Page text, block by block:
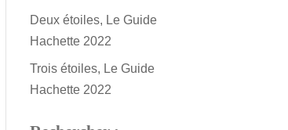
Deux étoiles, Le Guide
Hachette 2022
Trois étoiles, Le Guide
Hachette 2022